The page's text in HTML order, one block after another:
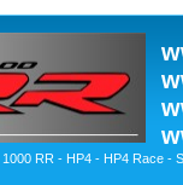
RR - HP4 - HP4 Race -